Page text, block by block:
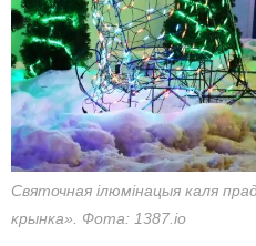
Святочная ілюмінацыя каля
крынка». Фота: 1387.io